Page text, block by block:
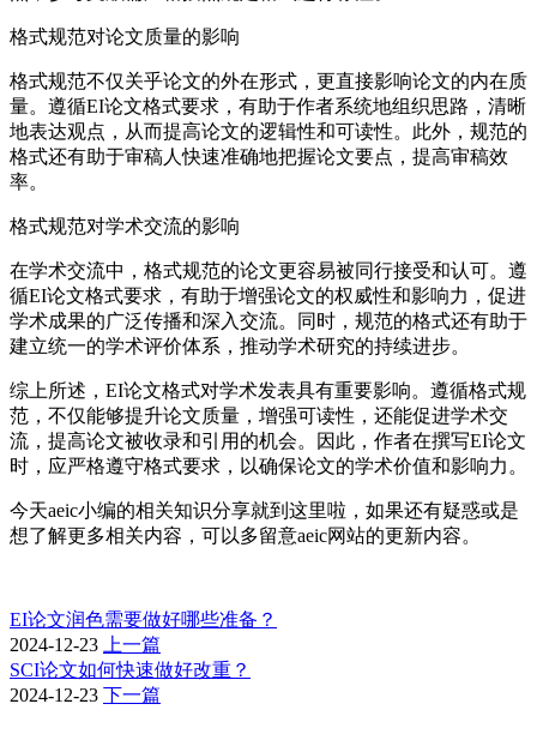
格式规范对论文质量的影响
格式规范不仅关乎论文的外在形式，更直接影响论文的内在质
量。遵循EI论文格式要求，有助于作者系统地组织思路，清晰
地表达观点，从而提高论文的逻辑性和可读性。此外，规范的
格式还有助于审稿人快速准确地把握论文要点，提高审稿效
率。
格式规范对学术交流的影响
在学术交流中，格式规范的论文更容易被同行接受和认可。遵
循EI论文格式要求，有助于增强论文的权威性和影响力，促进
学术成果的广泛传播和深入交流。同时，规范的格式还有助于
建立统一的学术评价体系，推动学术研究的持续进步。
综上所述，EI论文格式对学术发表具有重要影响。遵循格式规
范，不仅能够提升论文质量，增强可读性，还能促进学术交
流，提高论文被收录和引用的机会。因此，作者在撰写EI论文
时，应严格遵守格式要求，以确保论文的学术价值和影响力。
今天aeic小编的相关知识分享就到这里啦，如果还有疑惑或是
想了解更多相关内容，可以多留意aeic网站的更新内容。
EI论文润色需要做好哪些准备？
2024-12-23 上一篇
SCI论文如何快速做好改重？
2024-12-23 下一篇